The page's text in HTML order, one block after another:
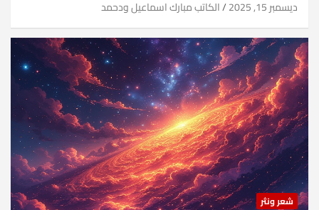
ديسمبر 15, 2025 الكاتب مبارك اسماعيل ودحمد
شعر ونثر